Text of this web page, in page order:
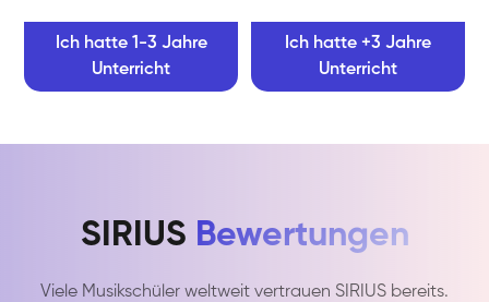
Ich hatte 1-3 Jahre
Unterricht
Ich hatte +3 Jahre
Unterricht
SIRIUS Bewertungen
Viele Musikschüler weltweit vertrauen SIRIUS bereits.